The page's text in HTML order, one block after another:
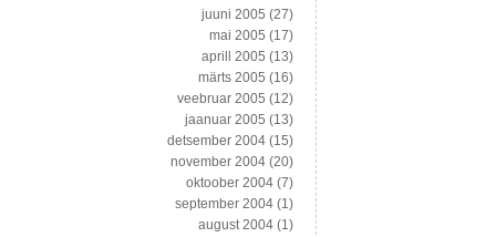
juuni 2005 (27)
mai 2005 (17)
aprill 2005 (13)
märts 2005 (16)
veebruar 2005 (12)
jaanuar 2005 (13)
detsember 2004 (15)
november 2004 (20)
oktoober 2004 (7)
september 2004 (1)
august 2004 (1)